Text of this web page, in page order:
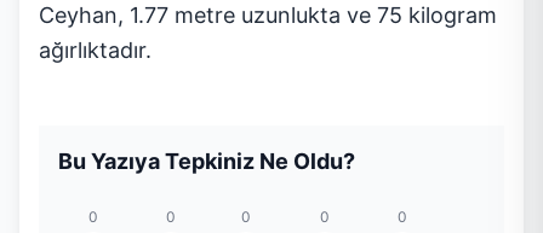
Ceyhan, 1.77 metre uzunlukta ve 75 kilogram
ağırlıktadır.
Bu Yazıya Tepkiniz Ne Oldu?
0 0 0 0 0